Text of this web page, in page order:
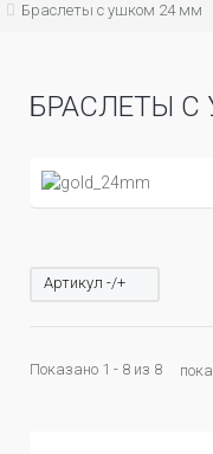
Браслеты с ушком 24 мм
БРАСЛЕТЫ
Артикул -/+
Показано 1 - 8 из 8